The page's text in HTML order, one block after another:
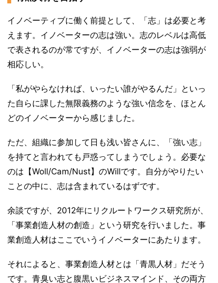
イノベーティブに働く前提として、「志」は必要と考
えます。イノベーターの志は強い。志のレベルは高低
で表されるのが常ですが、イノベーターの志は強弱が
相応しい。
「私がやらなければ、いったい誰がやるんだ」といっ
た自らに課した無限義務のような強い信念を、ほとん
どのイノベーターから感じました。
ただ、組織に参加して日も浅い皆さんに、「強い志」
を持てと言われても戸惑ってしまうでしょう。必要な
のは【Woll/Cam/Nust】のWillです。自分がやりたい
ことの中に、志は含まれているはずです。
余談ですが、2012年にリクルートワークス研究所が、
「事業創造人材の創造」という研究を行いました。事
業創造人材はここでいうイノベーターにあたります。
それによると、事業創造人材とは「青黒人材」だそう
です。青臭い志と腹黒いビジネスマインド、その両方